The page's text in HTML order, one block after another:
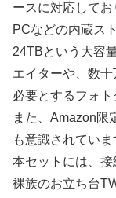
ースに対応して
PCなどの内蔵ス
24TBという大容
エイターや、数
必要とするフォト
また、Amazon限
も意識されていま
本セットには、
裸族のお立ち台